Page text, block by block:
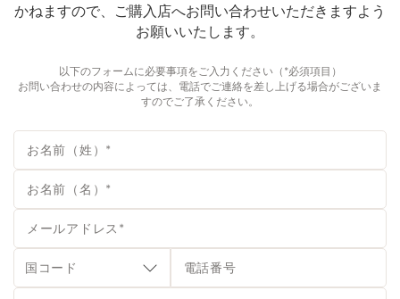
かねますので、ご購入店へお問い合わせいただきますよう
お願いいたします。
以下のフォームに必要事項をご入力ください（*必須項目）
お問い合わせの内容によっては、電話でご連絡を差し上げる場合がございま
すのでご了承ください。
お名前（姓） *
お名前（名） *
メールアドレス *
国コード 電話番号